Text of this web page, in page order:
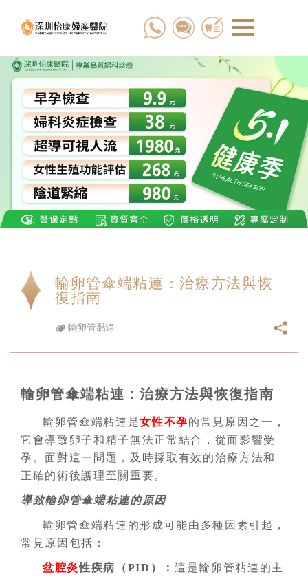
輸卵管傘端粘連：治療方法與恢
復指南
輸卵管黏連
輸卵管傘端粘連：治療方法與恢復指南
輸卵管傘端粘連是女性不孕的常見原因之一，
它會導致卵子和精子無法正常結合，從而影響受
孕。面對這一問題，及時採取有效的治療方法和
正確的術後護理至關重要。
導致輸卵管傘端粘連的原因
輸卵管傘端粘連的形成可能由多種因素引起，
常見原因包括：
盆腔炎性疾病（PID） ：這是輸卵管粘連的主